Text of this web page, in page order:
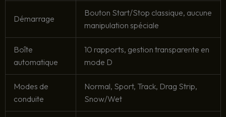
Démarrage
Bouton Start/Stop classique, aucune
manipulation spéciale
Boîte
automatique
10 rapports, gestion transparente en
mode D
Modes de
conduite
Normal, Sport, Track, Drag Strip,
Snow/Wet